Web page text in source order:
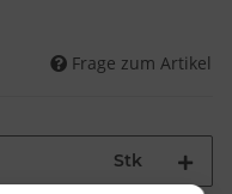
Frage zum Artikel
Stk